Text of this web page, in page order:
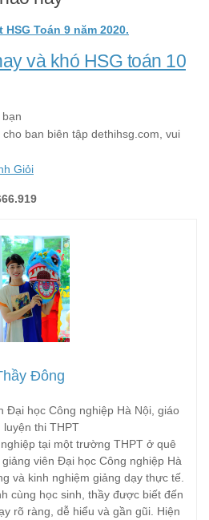
Toán 9 năm 2020.
và khó HSG toán 10
ban biên tập dethihsg.com, vui
Giỏi
Đông
Đại học Công nghiệp Hà Nội, giáo
luyện thi THPT
tại một trường THPT ở quê
viên Đại học Công nghiệp Hà
và kinh nghiệm giảng dạy thực tế.
cùng học sinh, thầy được biết đến
rõ ràng, dễ hiểu và gần gũi. Hiện